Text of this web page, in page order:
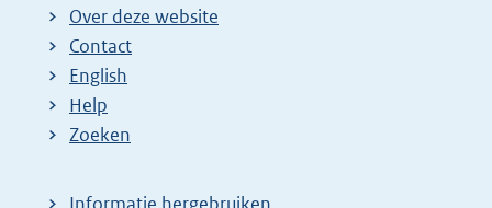
Over deze website
Contact
English
Help
Zoeken